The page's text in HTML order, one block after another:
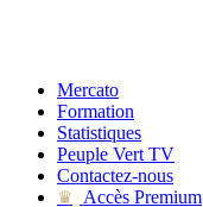
Mercato
Formation
Statistiques
Peuple Vert TV
Contactez-nous
♛
Accès Premium